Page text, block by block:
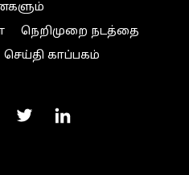
நெறிமுறை நடத்தை
செய்தி காப்பகம்